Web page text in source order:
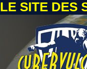
LE SITE DES